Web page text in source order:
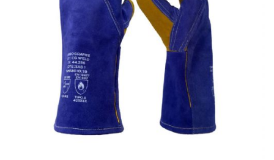
SUSTENTABILIDADE
ATENDIMENTO